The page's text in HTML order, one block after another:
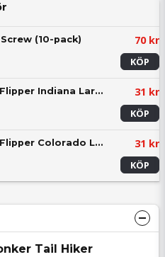
(10-pack) 70 kr
KÖP
Svartzonker Spinner Flipper Indiana Large - Spinnarröva 31 kr
KÖP
Svartzonker Spinner Flipper Colorado Large - Spinnarröva 31 kr
KÖP
Tail Hiker